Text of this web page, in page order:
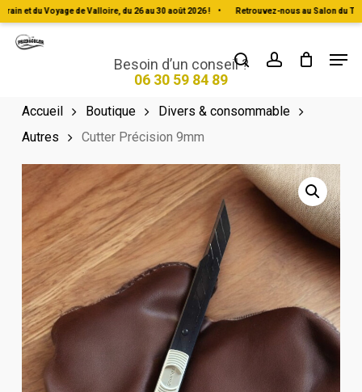
et du Voyage de Valloire, du 26 au 30 août 2026 ! • Retrouvez-nous au Salon du Tout-
Skip
Besoin d’un conseil ?
06 30 59 84 89
searchaccount
Accueil Boutique
Divers & consommable
Autres
Cutter Précision 9mm
Close